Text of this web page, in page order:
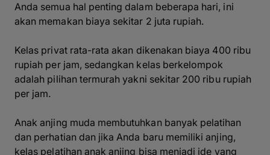
Anda semua hal penting dalam beberapa hari, ini
akan memakan biaya sekitar 2 juta rupiah.
Kelas privat rata-rata akan dikenakan biaya 400 ribu
rupiah per jam, sedangkan kelas berkelompok
adalah pilihan termurah yakni sekitar 200 ribu rupiah
per jam.
Anak anjing muda membutuhkan banyak pelatihan
dan perhatian dan jika Anda baru memiliki anjing,
kelas pelatihan anak anjing bisa menjadi ide yang